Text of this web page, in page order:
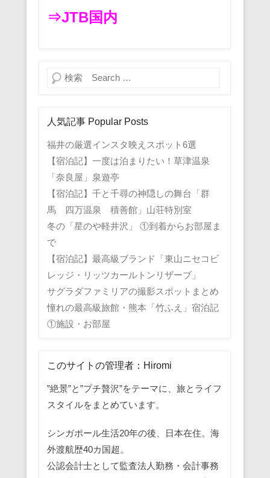
⇒JTB国内
検索
人気記事 Popular Posts
福井の厳選インスタ映えスポット6選
【宿泊記】一度は泊まりたい！草津温泉
「奈良屋」泉遊亭
【宿泊記】千と千尋の神隠しの舞台「群
馬 四万温泉 積善館」山荘特別室
冬の「星のや軽井沢」 ①到着からお部屋ま
で
【宿泊記】最高級ブランド「東山ニセコビ
レッジ・リッツカールトンリザーブ」
サグラダファミリアの撮影スポットまとめ
憧れの最高級旅館・熊本「竹ふえ」宿泊記
①施設・お部屋
このサイトの管理者：Hiromi
”絶景”と”プチ贅沢”をテーマに、旅とライフ
スタイルをまとめています。
シンガポール生活20年の後、日本在住。海
外渡航歴40カ国超。
公認会計士として監査法人勤務・会計事務